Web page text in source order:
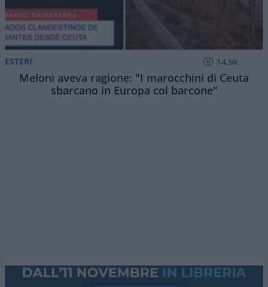
ESTERI 14.9k
Meloni aveva ragione: "I marocchini di Ceuta
sbarcano in Europa col barcone"